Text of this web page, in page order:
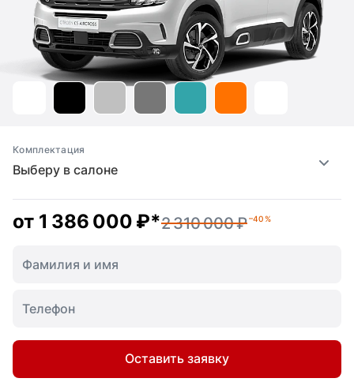
Выберу в салоне
Комплектация
от 1 386 000 ₽*2 310 000 ₽–40 %
Оставить заявку